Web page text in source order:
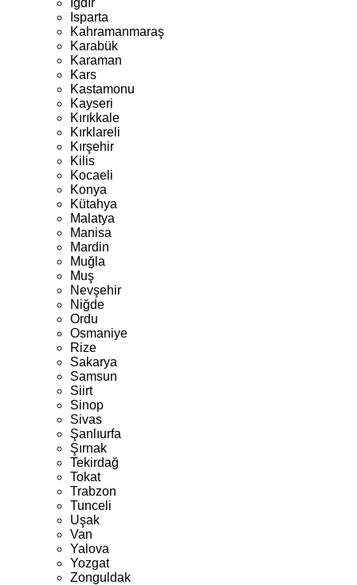
Iğdır
Isparta
Kahramanmaraş
Karabük
Karaman
Kars
Kastamonu
Kayseri
Kırıkkale
Kırklareli
Kırşehir
Kilis
Kocaeli
Konya
Kütahya
Malatya
Manisa
Mardin
Muğla
Muş
Nevşehir
Niğde
Ordu
Osmaniye
Rize
Sakarya
Samsun
Siirt
Sinop
Sivas
Şanlıurfa
Şırnak
Tekirdağ
Tokat
Trabzon
Tunceli
Uşak
Van
Yalova
Yozgat
Zonguldak